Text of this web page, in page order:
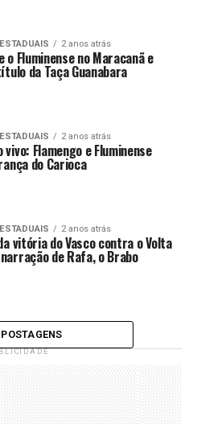
2 anos atrás
o Fluminense no Maracanã e
da Taça Guanabara
2 anos atrás
vivo: Flamengo e Fluminense
do Carioca
2 anos atrás
vitória do Vasco contra o Volta
de Rafa, o Brabo